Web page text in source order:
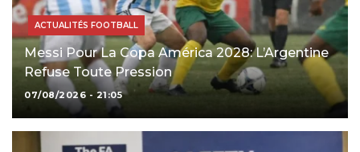
ACTUALITÉS FOOTBALL
Messi Pour La Copa América 2028: L’Argentine
Refuse Toute Pression
07/08/2026 - 21:05